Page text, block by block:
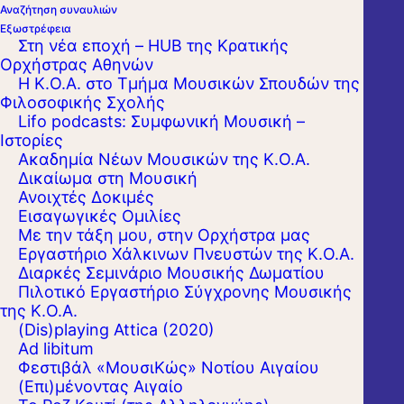
Αναζήτηση συναυλιών
Εξωστρέφεια
Στη νέα εποχή – HUB της Κρατικής
Ορχήστρας Αθηνών
Η Κ.Ο.Α. στο Τμήμα Μουσικών Σπουδών της
Φιλοσοφικής Σχολής
Lifo podcasts: Συμφωνική Μουσική –
Ιστορίες
Ακαδημία Νέων Μουσικών της Κ.Ο.Α.
Δικαίωμα στη Μουσική
Ανοιχτές Δοκιμές
Εισαγωγικές Ομιλίες
Με την τάξη μου, στην Ορχήστρα μας
Εργαστήριo Χάλκινων Πνευστών της Κ.Ο.Α.
Διαρκές Σεμινάριο Μουσικής Δωματίου
Πιλοτικό Εργαστήριο Σύγχρονης Μουσικής
της Κ.Ο.Α.
(Dis)playing Attica (2020)
Ad libitum
Φεστιβάλ «ΜουσιΚώς» Νοτίου Αιγαίου
(Επι)μένοντας Αιγαίο
Συμφωνικές Συναυλίες
Έτος Μπετόβεν, συναυλία στα
Τρίκαλα